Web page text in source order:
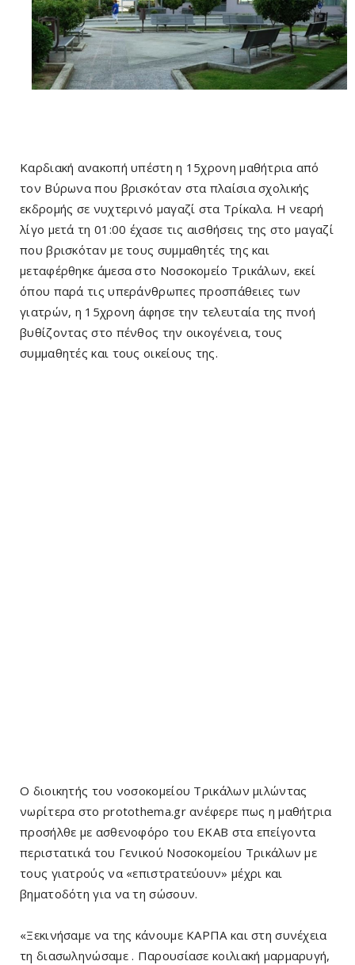
Καρδιακή ανακοπή υπέστη η 15χρονη μαθήτρια από
τον Βύρωνα που βρισκόταν στα πλαίσια σχολικής
εκδρομής σε νυχτερινό μαγαζί στα Τρίκαλα. Η νεαρή
λίγο μετά τη 01:00 έχασε τις αισθήσεις της στο μαγαζί
που βρισκόταν με τους συμμαθητές της και
μεταφέρθηκε άμεσα στο Νοσοκομείο Τρικάλων, εκεί
όπου παρά τις υπεράνθρωπες προσπάθειες των
γιατρών, η 15χρονη άφησε την τελευταία της πνοή
βυθίζοντας στο πένθος την οικογένεια, τους
συμμαθητές και τους οικείους της.
Ο διοικητής του νοσοκομείου Τρικάλων μιλώντας
νωρίτερα στο protothema.gr ανέφερε πως η μαθήτρια
προσήλθε με ασθενοφόρο του ΕΚΑΒ στα επείγοντα
περιστατικά του Γενικού Νοσοκομείου Τρικάλων με
τους γιατρούς να «επιστρατεύουν» μέχρι και
βηματοδότη για να τη σώσουν.
«Ξεκινήσαμε να της κάνουμε ΚΑΡΠΑ και στη συνέχεια
τη διασωληνώσαμε . Παρουσίασε κοιλιακή μαρμαρυγή,